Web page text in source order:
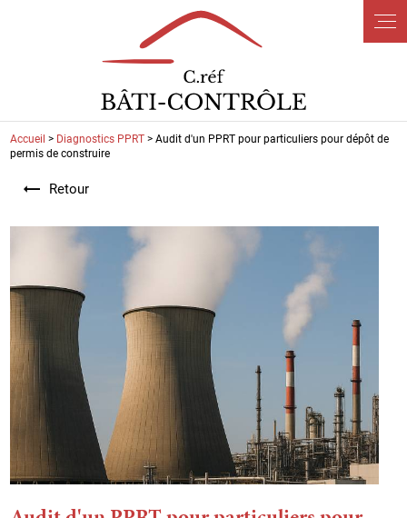
Accueil > Diagnostics PPRT> Audit d'un PPRT pour particuliers pour dépôt de
permis de construire
Retour
Panneau de gestion des cookies